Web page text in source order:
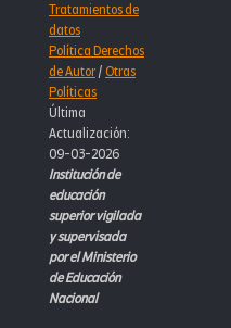
Tratamientos de
datos
Política Derechos
de Autor/Otras
Políticas
Última
Actualización:
09-03-2026
Institución de
educación
superior vigilada
y supervisada
por el Ministerio
de Educación
Nacional